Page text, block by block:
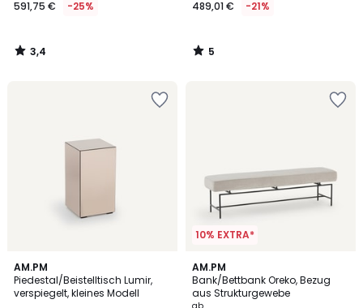
591,75 € -25%
3,4
/
489,01 € -21%
5
/
AM.PM
Piedestal/Beistelltisch Lumir,
verspiegelt, kleines Modell
4,2
/ 5
10% EXTRA*
AM.PM
Bank/Bettbank Oreko, Bezug
aus Strukturgewebe
4,4
/ 5
2
Farben